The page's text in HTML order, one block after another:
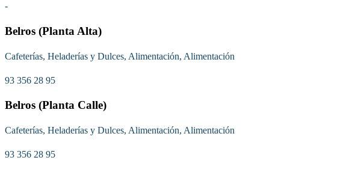
-
Belros (Planta Alta)
Cafeterías, Heladerías y Dulces, Alimentación, Alimentación
93 356 28 95
Belros (Planta Calle)
Cafeterías, Heladerías y Dulces, Alimentación, Alimentación
93 356 28 95